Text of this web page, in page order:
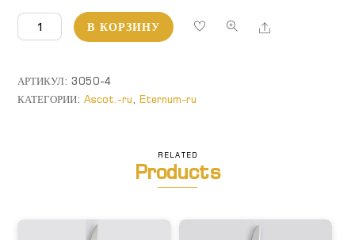
Количество
товара
Вилка
для
В КОРЗИНУ Share
АРТИКУЛ:3050-4
КАТЕГОРИИ:Ascot.-ru,Eternum-ru
RELATED
Products